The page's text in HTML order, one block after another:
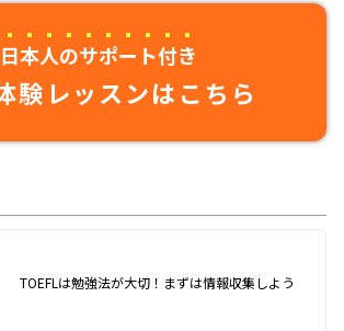
日本人のサポート付き
験レッスンはこちら
TOEFLは勉強法が大切！まずは情報収集しよう